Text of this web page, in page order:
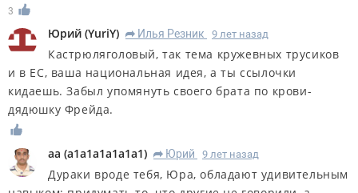
3
Юрий (YuriY) R Илья Резник 9 лет назад
Кастрюляголовый, так тема кружевных трусиков
и в ЕС, ваша национальная идея, а ты ссылочки
кидаешь. Забыл упомянуть своего брата по крови-
дядюшку Фрейда.
aa (a1a1a1a1a1a1) R Юрий 9 лет назад
Дураки вроде тебя, Юра, обладают удивительным